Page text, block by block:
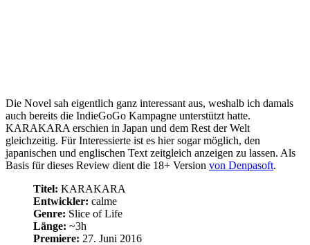
Story:
„Let us live on this land so arid.“
KARAKARA. It is the sound of aridity. It is the sound
of dry asphalt and sandy winds. It is the sound of
relentless sunshine, as well as the sound of a withering
The „Age of Dusk.“ It is a time of senescence for the
human species, during which hybrids known as the
„Others“—those who are human, yet not—exist in
great numbers. On the windswept barrens of a land